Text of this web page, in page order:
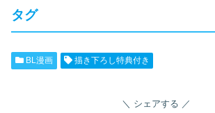
タグ
BL漫画 描き下ろし特典付き
シェアする